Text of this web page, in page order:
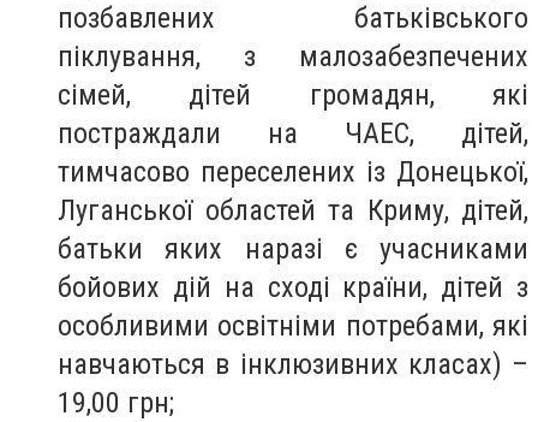
позбавлених батьківського
піклування, з малозабезпечених
сімей, дітей громадян, які
постраждали на ЧАЕС, дітей,
тимчасово переселених із Донецької,
Луганської областей та Криму, дітей,
батьки яких наразі є учасниками
бойових дій на сході країни, дітей з
особливими освітніми потребами, які
навчаються в інклюзивних класах) –
19,00 грн;